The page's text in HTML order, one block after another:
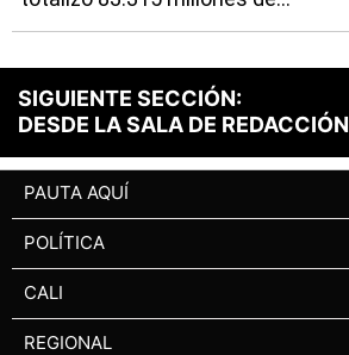
SIGUIENTE SECCIÓN:
DESDE LA SALA DE REDACCIÓN
PAUTA AQUÍ
POLÍTICA
CALI
REGIONAL